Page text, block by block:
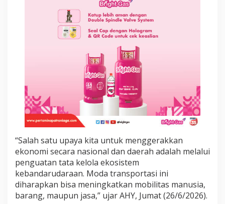
s
p
o
t
a
s
i
U
d
a
J
a
d
S
o
r
o
“Salah satu upaya kita untuk menggerakkan
ekonomi secara nasional dan daerah adalah melalui
penguatan tata kelola ekosistem
kebandarudaraan. Moda transportasi ini
diharapkan bisa meningkatkan mobilitas manusia,
barang, maupun jasa,” ujar AHY, Jumat (26/6/2026).